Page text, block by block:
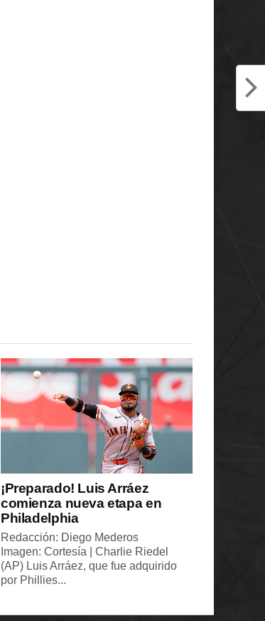
¡Preparado! Luis Arráez
comienza nueva etapa en
Philadelphia
Redacción: Diego Mederos
Imagen: Cortesía | Charlie Riedel
(AP) Luis Arráez, que fue adquirido
por Phillies...